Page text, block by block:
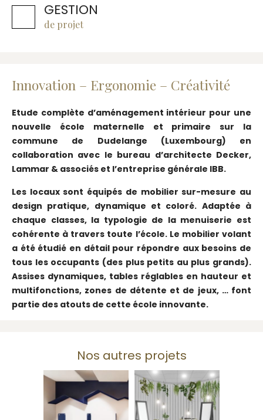
GESTION
de projet
Innovation – Ergonomie – Créativité
Etude complète d’aménagement intérieur pour une
nouvelle école maternelle et primaire sur la
commune de Dudelange (Luxembourg) en
collaboration avec le bureau d’architecte Decker,
Lammar & associés et l’entreprise générale IBB.
Les locaux sont équipés de mobilier sur-mesure au
design pratique, dynamique et coloré. Adaptée à
chaque classes, la typologie de la menuiserie est
cohérente à travers toute l’école. Le mobilier volant
a été étudié en détail pour répondre aux besoins de
tous les occupants (des plus petits au plus grands).
Assises dynamiques, tables réglables en hauteur et
multifonctions, zones de détente et de jeux, … font
partie des atouts de cette école innovante.
Nos autres projets